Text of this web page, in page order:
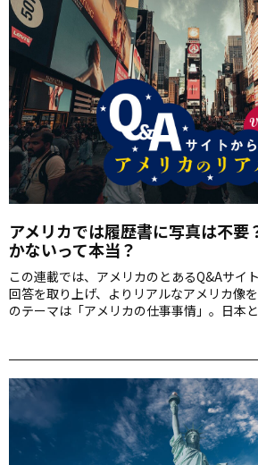
アメリカでは履歴書に写真は不要
かないって本当？
この連載では、アメリカのとあるQ&Aサイ
回答を取り上げ、よりリアルなアメリカ像
のテーマは「アメリカの仕事事情」。日本